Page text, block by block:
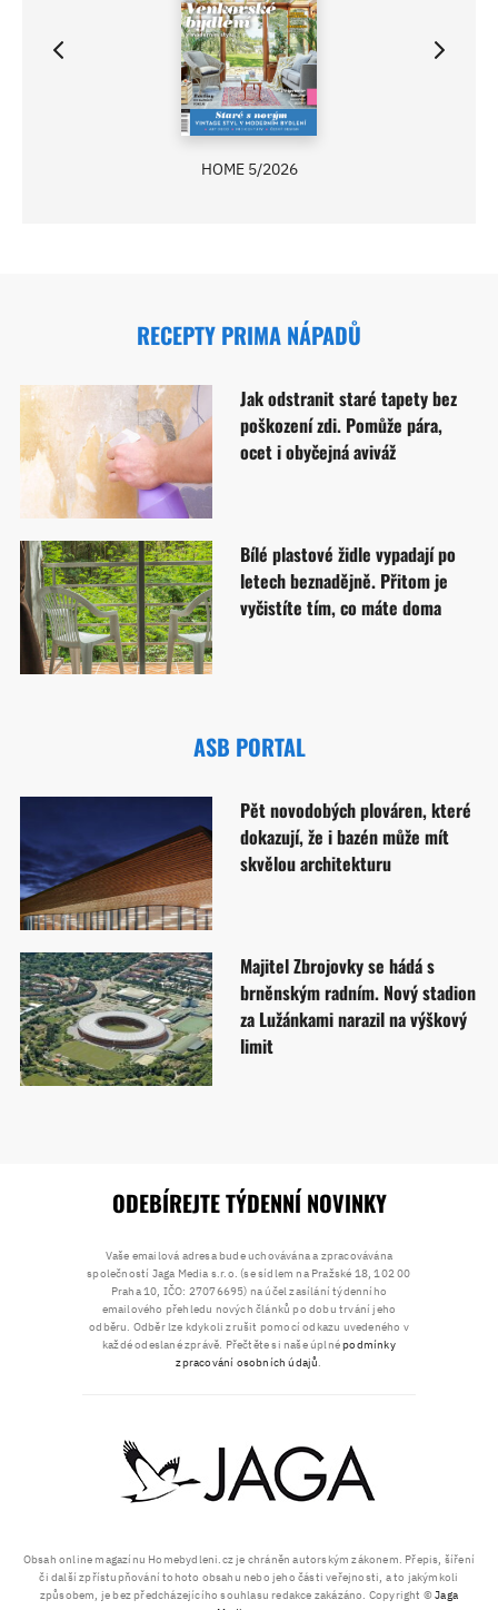
HOME 5/2026
RECEPTY PRIMA NÁPADŮ
Jak odstranit staré tapety bez
poškození zdi. Pomůže pára,
ocet i obyčejná aviváž
Bílé plastové židle vypadají po
letech beznadějně. Přitom je
vyčistíte tím, co máte doma
ASB PORTAL
Pět novodobých plováren, které
dokazují, že i bazén může mít
skvělou architekturu
Majitel Zbrojovky se hádá s
brněnským radním. Nový stadion
za Lužánkami narazil na výškový
limit
Obsah online magazínu Homebydleni.cz je chráněn autorským zákonem. Přepis, šíření
či další zpřístupňování tohoto obsahu nebo jeho části veřejnosti, a to jakýmkoli
způsobem, je bez předcházejícího souhlasu redakce zakázáno. Copyright ©Jaga
ODEBÍREJTE TÝDENNÍ NOVINKY
Vaše emailová adresa bude uchovávána a zpracovávána
společností Jaga Media s.r.o. (se sídlem na Pražské 18, 102 00
Praha 10, IČO: 27076695) na účel zasílání týdenního
emailového přehledu nových článků po dobu trvání jeho
odběru. Odběr lze kdykoli zrušit pomocí odkazu uvedeného v
každé odeslané zprávě. Přečtěte si naše úplnépodmínky
zpracování osobních údajů